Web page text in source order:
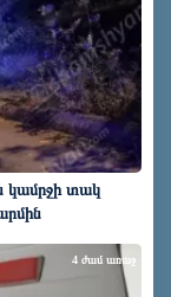
կամրջի տակ
4 ժամ առաջ